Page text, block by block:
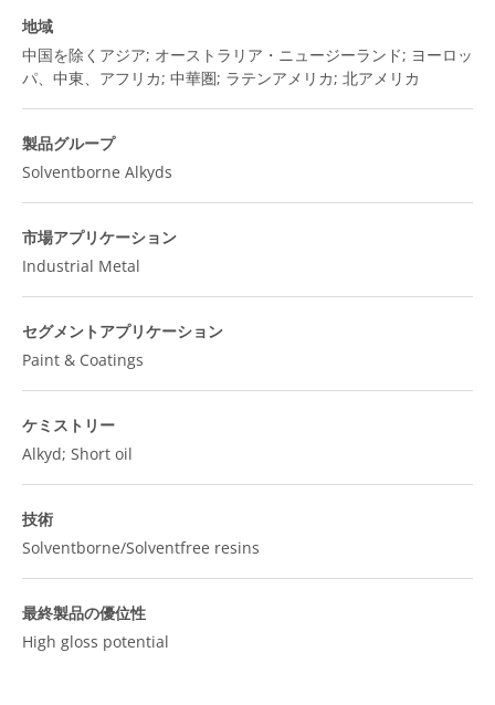
地域
中国を除くアジア; オーストラリア・ニュージーランド; ヨーロッ
パ、中東、アフリカ; 中華圏; ラテンアメリカ; 北アメリカ
製品グループ
Solventborne Alkyds
市場アプリケーション
Industrial Metal
セグメントアプリケーション
Paint & Coatings
ケミストリー
Alkyd; Short oil
技術
Solventborne/Solventfree resins
最終製品の優位性
High gloss potential